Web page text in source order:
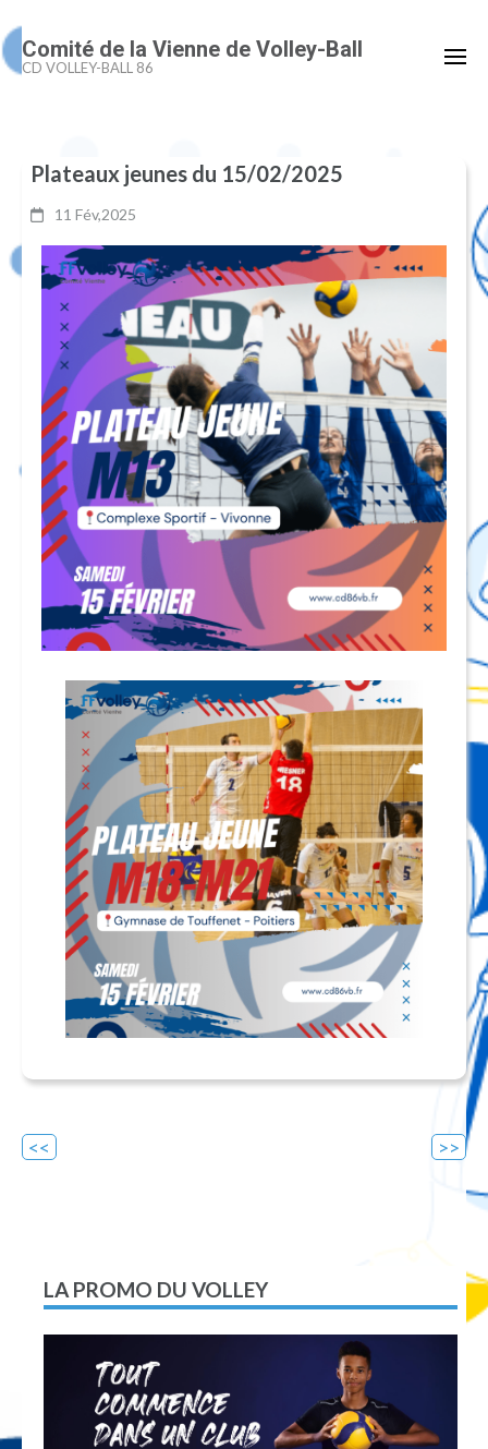
Aller
au
Comité de la Vienne de Volley-Ball
CD VOLLEY-BALL 86
Plateaux jeunes du 15/02/2025
11 Fév,2025
Navigation
LA PROMO DU VOLLEY